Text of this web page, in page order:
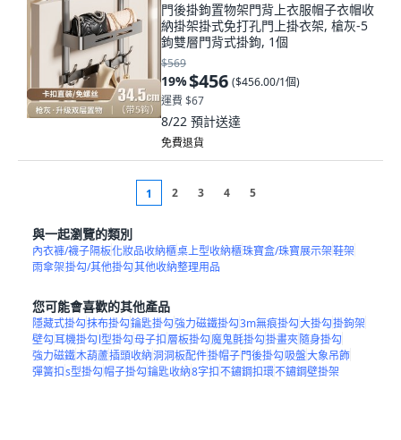
門後掛鉤置物架門背上衣服帽子衣帽收
納掛架掛式免打孔門上掛衣架, 槍灰-5
鉤雙層門背式掛鉤, 1個
$569
19%$456 ($456.00/1個)
運費 $67
8/22 預計送達
免費退貨
1 2 3 4 5
與一起瀏覽的類別
內衣褲/襪子隔板化妝品收納櫃桌上型收納櫃珠寶盒/珠寶展示架鞋架
雨傘架掛勾/其他掛勾其他收納整理用品
您可能會喜歡的其他產品
隱藏式掛勾抹布掛勾鑰匙掛勾強力磁鐵掛勾3m無痕掛勾大掛勾掛鉤架
壁勾耳機掛勾l型掛勾母子扣層板掛勾魔鬼氈掛勾掛畫夾隨身掛勾
強力磁鐵木葫蘆插頭收納洞洞板配件掛帽子門後掛勾吸盤大象吊飾
彈簧扣s型掛勾帽子掛勾鑰匙收納8字扣不鏽鋼扣環不鏽鋼壁掛架